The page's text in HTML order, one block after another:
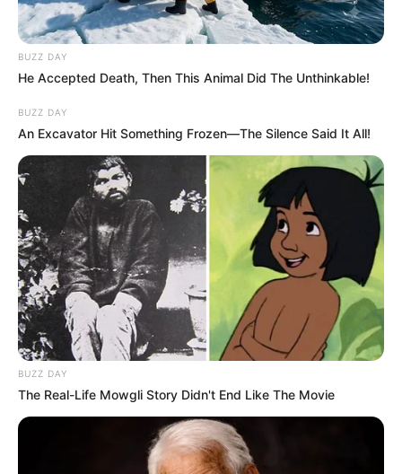
BUZZ DAY
He Accepted Death, Then This Animal Did The Unthinkable!
BUZZ DAY
An Excavator Hit Something Frozen—The Silence Said It All!
BUZZ DAY
The Real-Life Mowgli Story Didn't End Like The Movie